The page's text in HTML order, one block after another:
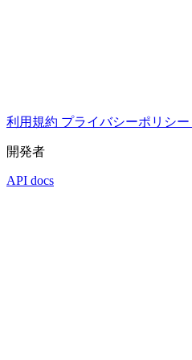
利用規約 プライバシーポリシー
開発者
API docs